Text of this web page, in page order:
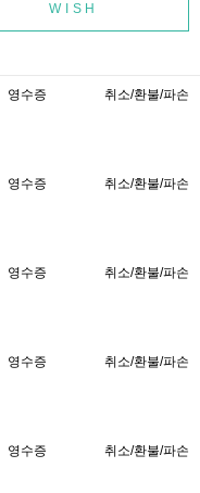
WISH
영수증 취소/환불/파손
영수증 취소/환불/파손
영수증 취소/환불/파손
영수증 취소/환불/파손
영수증 취소/환불/파손